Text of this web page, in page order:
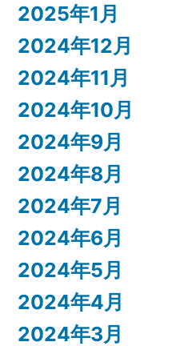
2025年1月
2024年12月
2024年11月
2024年10月
2024年9月
2024年8月
2024年7月
2024年6月
2024年5月
2024年4月
2024年3月